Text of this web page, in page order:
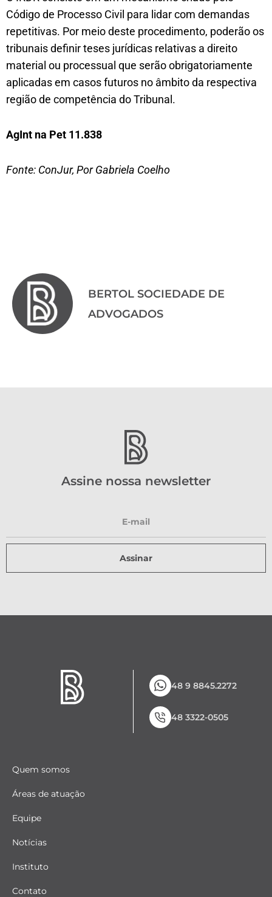
Código de Processo Civil para lidar com demandas
repetitivas. Por meio deste procedimento, poderão os
tribunais definir teses jurídicas relativas a direito
material ou processual que serão obrigatoriamente
aplicadas em casos futuros no âmbito da respectiva
região de competência do Tribunal.
AgInt na Pet 11.838
Fonte: ConJur, Por Gabriela Coelho
BERTOL SOCIEDADE DE
ADVOGADOS
Assine nossa newsletter
Assinar
48 9 8845.2272
48 3322-0505
Quem somos
Áreas de atuação
Equipe
Notícias
Instituto
Contato